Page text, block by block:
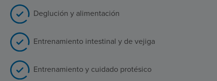
Deglución y alimentación
Entrenamiento intestinal y de vejiga
Entrenamiento y cuidado protésico